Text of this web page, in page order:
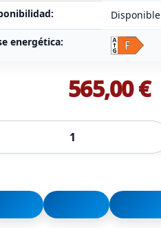
Disponible
energética:
565,00 €